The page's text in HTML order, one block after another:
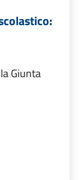
Giunta